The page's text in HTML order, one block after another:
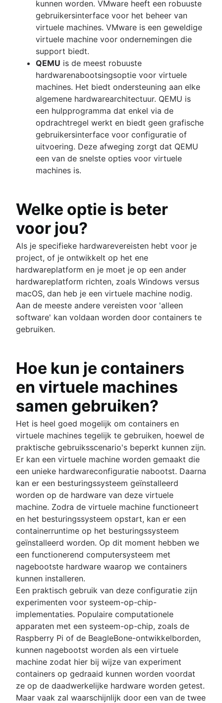
kunnen worden. VMware heeft een robuuste
gebruikersinterface voor het beheer van
virtuele machines. VMware is een geweldige
virtuele machine voor ondernemingen die
support biedt.
QEMU is de meest robuuste
hardwarenabootsingsoptie voor virtuele
machines. Het biedt ondersteuning aan elke
algemene hardwarearchitectuur. QEMU is
een hulpprogramma dat enkel via de
opdrachtregel werkt en biedt geen grafische
gebruikersinterface voor configuratie of
uitvoering. Deze afweging zorgt dat QEMU
een van de snelste opties voor virtuele
machines is.
Welke optie is beter
voor jou?
Als je specifieke hardwarevereisten hebt voor je
project, of je ontwikkelt op het ene
hardwareplatform en je moet je op een ander
hardwareplatform richten, zoals Windows versus
macOS, dan heb je een virtuele machine nodig.
Aan de meeste andere vereisten voor 'alleen
software' kan voldaan worden door containers te
gebruiken.
Hoe kun je containers
en virtuele machines
samen gebruiken?
Het is heel goed mogelijk om containers en
virtuele machines tegelijk te gebruiken, hoewel de
praktische gebruiksscenario's beperkt kunnen zijn.
Er kan een virtuele machine worden gemaakt die
een unieke hardwareconfiguratie nabootst. Daarna
kan er een besturingssysteem geïnstalleerd
worden op de hardware van deze virtuele
machine. Zodra de virtuele machine functioneert
en het besturingssysteem opstart, kan er een
containerruntime op het besturingssysteem
geïnstalleerd worden. Op dit moment hebben we
een functionerend computersysteem met
nagebootste hardware waarop we containers
kunnen installeren.
Een praktisch gebruik van deze configuratie zijn
experimenten voor systeem-op-chip-
implementaties. Populaire computationele
apparaten met een systeem-op-chip, zoals de
Raspberry Pi of de BeagleBone-ontwikkelborden,
kunnen nagebootst worden als een virtuele
machine zodat hier bij wijze van experiment
containers op gedraaid kunnen worden voordat
ze op de daadwerkelijke hardware worden getest.
Maar vaak zal waarschijnlijk door een van de twee